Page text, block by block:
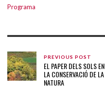
Programa
PREVIOUS POST
EL PAPER DELS SOLS EN
LA CONSERVACIÓ DE LA
NATURA